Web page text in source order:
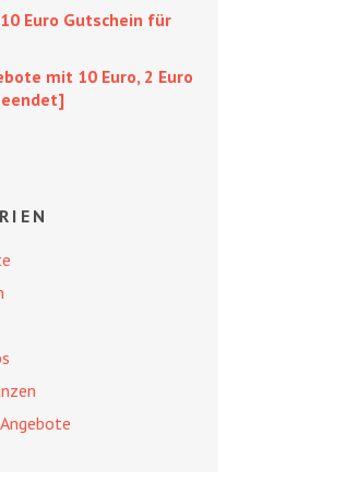
Euro Gutschein für
mit 10 Euro, 2 Euro